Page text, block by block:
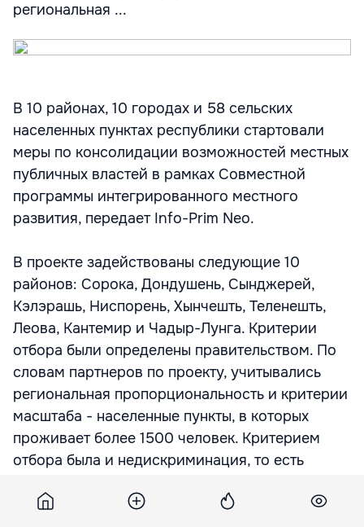
региональная ...
В 10 районах, 10 городах и 58 сельских
населенных пунктах республики стартовали
меры по консолидации возможностей местных
публичных властей в рамках Совместной
программы интегрированного местного
развития, передает Info-Prim Neo.
В проекте задействованы следующие 10
районов: Сорока, Дондушень, Сынджерей,
Кэлэрашь, Ниспорень, Хынчешть, Теленешть,
Леова, Кантемир и Чадыр-Лунга. Критерии
отбора были определены правительством. По
словам партнеров по проекту, учитывались
региональная пропорциональность и критерии
масштаба - населенные пункты, в которых
проживает более 1500 человек. Критерием
отбора была и недискриминация, то есть
населенные этническими меньшинствами.